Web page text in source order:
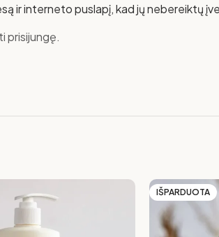
ir interneto puslapį, kad jų nebereiktų
prisijungę.
IŠPARDUOTA